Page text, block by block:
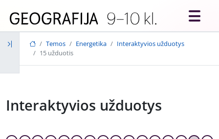
Temos Energetika
Interaktyvios užduotys
15 užduotis
Interaktyvios užduotys